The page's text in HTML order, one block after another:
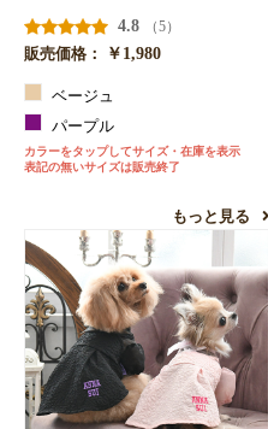
4.8
（5）
販売価格：
￥1,980
ベージュ
パープル
カラーをタップしてサイズ・在庫を表示
表記の無いサイズは販売終了
もっと見る